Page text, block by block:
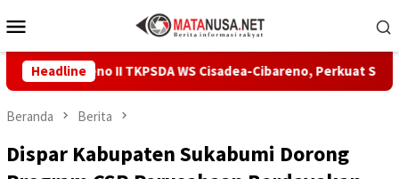
ke
Mobile
Headline
Pleno II TKPSDA WS Cisadea-Cibareno, Perkuat Sinergi
Beranda Berita
Dispar Kabupaten Sukabumi Dorong